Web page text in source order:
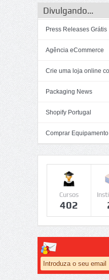
Divulgando...
Press Releases Grátis
Agência eCommerce
Crie uma loja online
Packaging News
Shopify Portugal
Comprar
Cursos
402